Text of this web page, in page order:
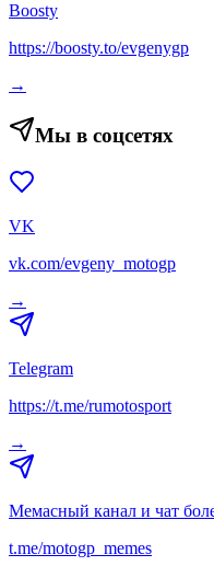
Boosty
https://boosty.to/evgenygp
→
Мы в соцсетях
VK
vk.com/evgeny_motogp
→
Telegram
https://t.me/rumotosport
→
Мемасный канал и чат
t.me/motogp_memes